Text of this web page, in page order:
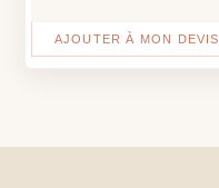
AJOUTER À MON DEVIS